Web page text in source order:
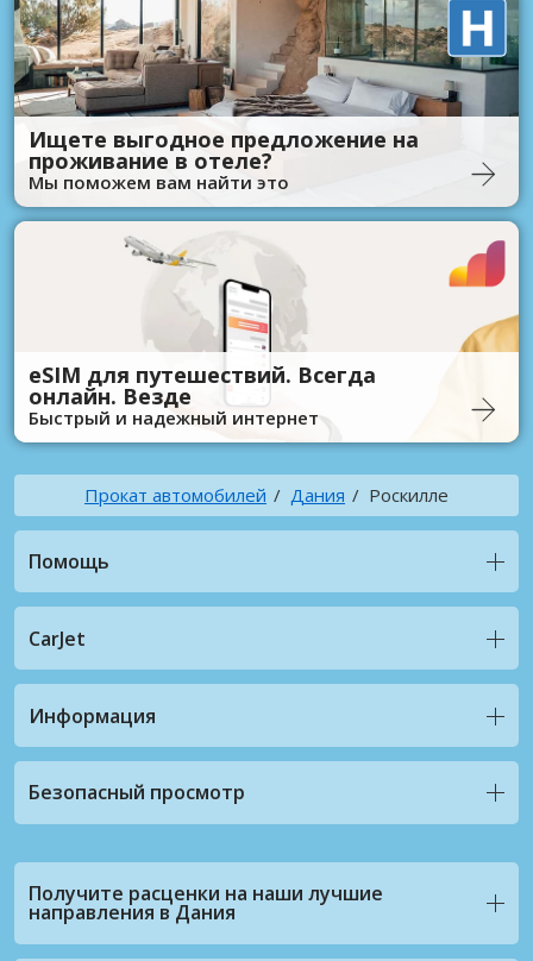
Ищете выгодное предложение на
проживание в отеле?
Мы поможем вам найти это
eSIM для путешествий. Всегда
онлайн. Везде
Быстрый и надежный интернет
Прокат автомобилей Дания Роскилле
Помощь
CarJet
Информация
Безопасный просмотр
Получите расценки на наши лучшие
направления в Дания